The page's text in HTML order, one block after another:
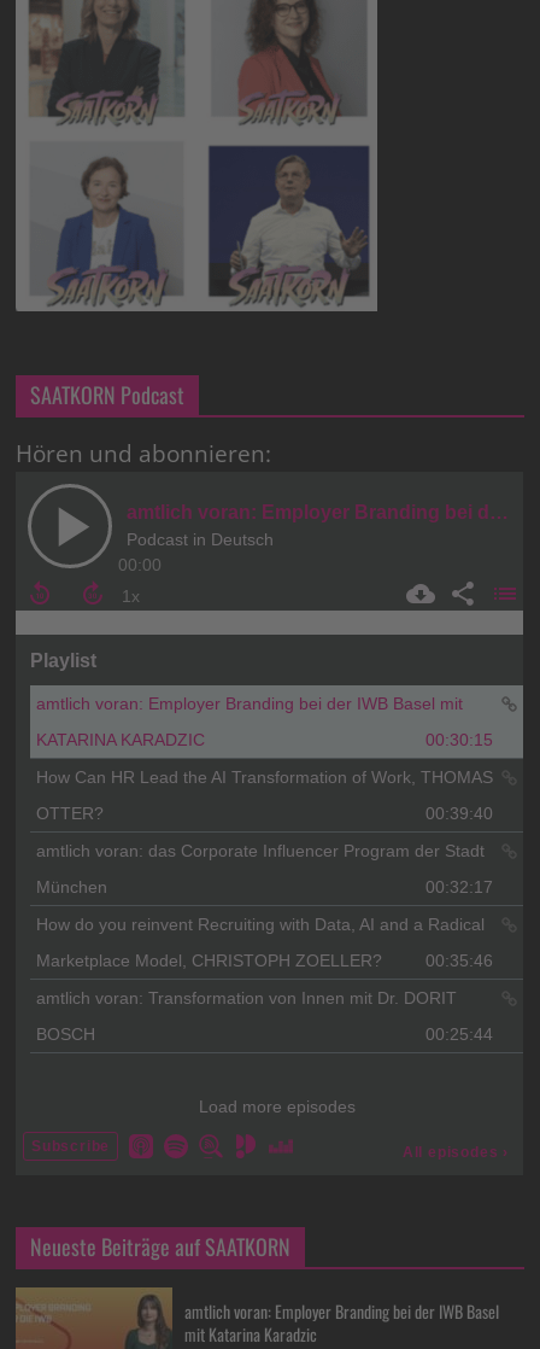
SAATKORN Podcast
Hören und abonnieren:
Neueste Beiträge auf SAATKORN
amtlich voran: Employer Branding bei der IWB Basel
mit Katarina Karadzic